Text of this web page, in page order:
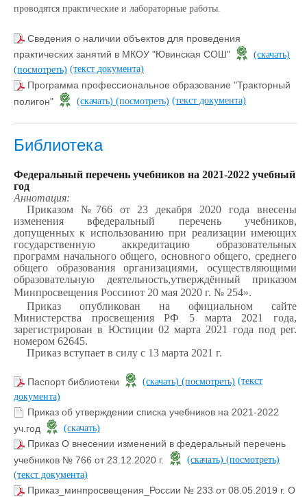
проводятся практические и лабораторные работы.
Сведения о наличии объектов для проведения
практических занятий в МКОУ "Ювинская СОШ"
(скачать)
(посмотреть) (текст документа)
Программа профессиональное образование "Тракторный
полигон"
(скачать) (посмотреть) (текст документа)
Библиотека
Федеральный перечень учебников на 2021-2022 учебный
год
Аннотация:
Приказом №766 от 23 декабря 2020 года внесены
изменения вфедеральный перечень учебников,
допущенных к использованию при реализации имеющих
государственную аккредитацию образовательных
программ начального общего, основного общего, среднего
общего образования организациями, осуществляющими
образовательную деятельность,утверждённый приказом
Минпросвещения Россииот 20 мая 2020 г. № 254».
Приказ опубликован на официальном сайте
Министерства просвещения РФ 5 марта 2021 года,
зарегистрирован в Юстиции 02 марта 2021 года под рег.
номером 62645.
Приказ вступает в силу с 13 марта 2021 г.
Паспорт библиотеки (скачать) (посмотреть) (текст
документа)
Приказ об утверждении списка учебников на 2021-2022
уч.год
(скачать)
Приказ О внесении изменений в федеральный перечень
учебников № 766 от 23.12.2020 г.
(скачать) (посмотреть)
(текст документа)
Приказ_минпросвещения_России № 233 от 08.05.2019 г. О